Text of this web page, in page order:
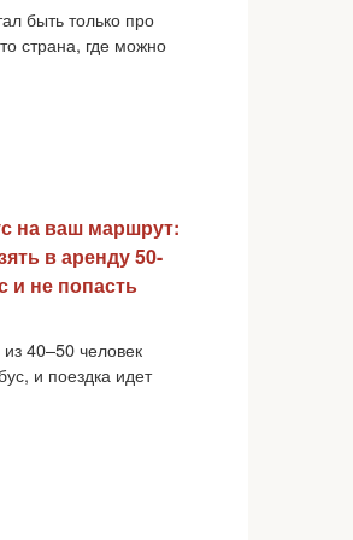
быть только про
страна, где можно
на ваш маршрут:
в аренду 50-
и не попасть
40–50 человек
и поездка идет